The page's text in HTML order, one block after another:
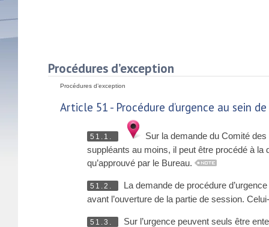
Procédures d’exception
Procédures d’exception
Article 51 - Procédure d’urgence au sein
51.1.
Sur la demande du Comité
suppléants au moins, il peut être procédé à la
qu’approuvé par le Bureau.
51.2.
La demande de procédure
avant l’ouverture de la partie de session.
51.3.
Sur l’urgence peuvent seuls être